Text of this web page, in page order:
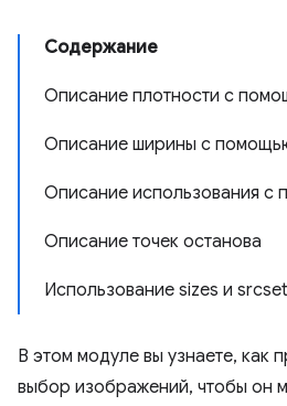
Содержание
Описание плотности с
Описание ширины с
Описание использования с
Описание точек останова
Использование sizes и srcset
В этом модуле вы узнаете, как
выбор изображений, чтобы он